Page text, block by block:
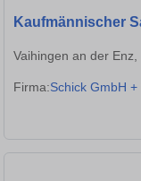
Kaufmännischer
Vaihingen an der Enz,
Firma:Schick GmbH +